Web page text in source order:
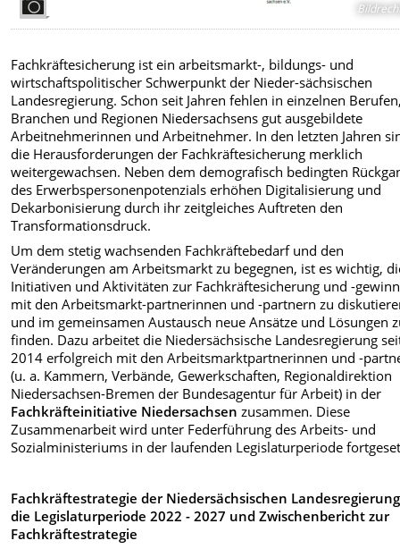
Fachkräftesicherung ist ein arbeitsmarkt-, bildungs- und
wirtschaftspolitischer Schwerpunkt der Nieder-sächsischen
Landesregierung. Schon seit Jahren fehlen in einzelnen
Branchen und Regionen Niedersachsens gut ausgebildete
Arbeitnehmerinnen und Arbeitnehmer. In den letzten Jahren
die Herausforderungen der Fachkräftesicherung merklich
weitergewachsen. Neben dem demografisch bedingten
des Erwerbspersonenpotenzials erhöhen Digitalisierung und
Dekarbonisierung durch ihr zeitgleiches Auftreten den
Transformationsdruck.
Um dem stetig wachsenden Fachkräftebedarf und den
Veränderungen am Arbeitsmarkt zu begegnen, ist es wichtig,
Initiativen und Aktivitäten zur Fachkräftesicherung und -
mit den Arbeitsmarkt-partnerinnen und -partnern zu
und im gemeinsamen Austausch neue Ansätze und Lösungen
finden. Dazu arbeitet die Niedersächsische Landesregierung
2014 erfolgreich mit den Arbeitsmarktpartnerinnen und -
(u. a. Kammern, Verbände, Gewerkschaften, Regionaldirektion
Niedersachsen-Bremen der Bundesagentur für Arbeit) in der
Fachkräfteinitiative Niedersachsen zusammen. Diese
Zusammenarbeit wird unter Federführung des Arbeits- und
Sozialministeriums in der laufenden Legislaturperiode
Fachkräftestrategie der Niedersächsischen
die Legislaturperiode 2022 - 2027 und Zwischenbericht zur
Fachkräftestrategie